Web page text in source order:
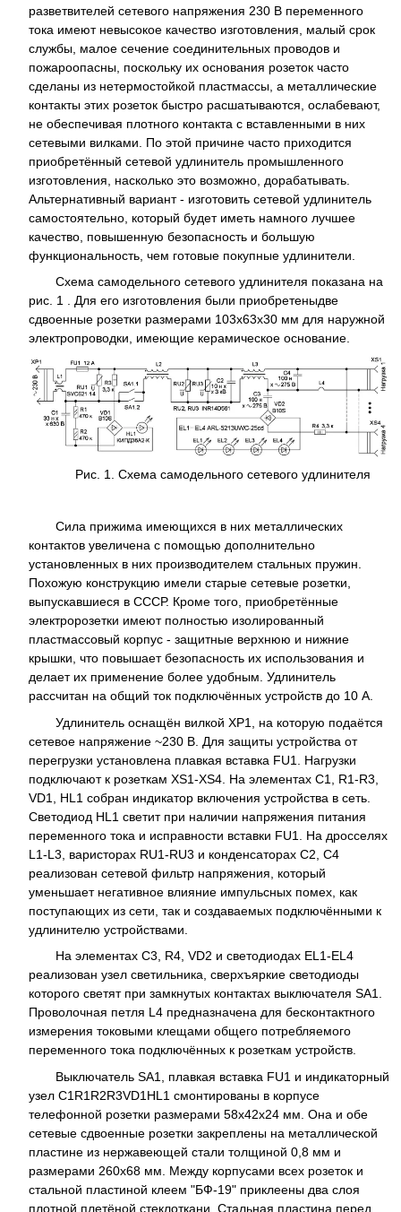
разветвителей сетевого напряжения 230 В переменного
тока имеют невысокое качество изготовления, малый срок
службы, малое сечение соединительных проводов и
пожароопасны, поскольку их основания розеток часто
сделаны из нетермостойкой пластмассы, а металлические
контакты этих розеток быстро расшатываются, ослабевают,
не обеспечивая плотного контакта с вставленными в них
сетевыми вилками. По этой причине часто приходится
приобретённый сетевой удлинитель промышленного
изготовления, насколько это возможно, дорабатывать.
Альтернативный вариант - изготовить сетевой удлинитель
самостоятельно, который будет иметь намного лучшее
качество, повышенную безопасность и большую
функциональность, чем готовые покупные удлинители.
Схема самодельного сетевого удлинителя показана на
рис. 1 . Для его изготовления были приобретеныдве
сдвоенные розетки размерами 103x63x30 мм для наружной
электропроводки, имеющие керамическое основание.
Рис. 1. Схема самодельного сетевого удлинителя
Сила прижима имеющихся в них металлических
контактов увеличена с помощью дополнительно
установленных в них производителем стальных пружин.
Похожую конструкцию имели старые сетевые розетки,
выпускавшиеся в СССР. Кроме того, приобретённые
электророзетки имеют полностью изолированный
пластмассовый корпус - защитные верхнюю и нижние
крышки, что повышает безопасность их использования и
делает их применение более удобным. Удлинитель
рассчитан на общий ток подключённых устройств до 10 А.
Удлинитель оснащён вилкой XP1, на которую подаётся
сетевое напряжение ~230 В. Для защиты устройства от
перегрузки установлена плавкая вставка FU1. Нагрузки
подключают к розеткам XS1-XS4. На элементах C1, R1-R3,
VD1, HL1 собран индикатор включения устройства в сеть.
Светодиод HL1 светит при наличии напряжения питания
переменного тока и исправности вставки FU1. На дросселях
L1-L3, варисторах RU1-RU3 и конденсаторах C2, C4
реализован сетевой фильтр напряжения, который
уменьшает негативное влияние импульсных помех, как
поступающих из сети, так и создаваемых подключёнными к
удлинителю устройствами.
На элементах C3, R4, VD2 и светодиодах EL1-EL4
реализован узел светильника, сверхъяркие светодиоды
которого светят при замкнутых контактах выключателя SA1.
Проволочная петля L4 предназначена для бесконтактного
измерения токовыми клещами общего потребляемого
переменного тока подключённых к розеткам устройств.
Выключатель SA1, плавкая вставка FU1 и индикаторный
узел C1R1R2R3VD1HL1 смонтированы в корпусе
телефонной розетки размерами 58x42x24 мм. Она и обе
сетевые сдвоенные розетки закреплены на металлической
пластине из нержавеющей стали толщиной 0,8 мм и
размерами 260x68 мм. Между корпусами всех розеток и
стальной пластиной клеем "БФ-19" приклеены два слоя
плотной плетёной стеклоткани. Стальная пластина перед